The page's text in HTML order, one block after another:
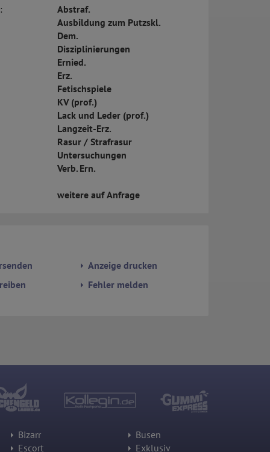
Abstraf.
Ausbildung zum Putzskl.
Dem.
Disziplinierungen
Ernied.
Erz.
Fetischspiele
KV (prof.)
Lack und Leder (prof.)
Langzeit-Erz.
Rasur / Strafrasur
Untersuchungen
Verb. Ern.
weitere auf Anfrage
Anzeige drucken
Fehler melden
Bizarr
Busen
Escort Exklusiv